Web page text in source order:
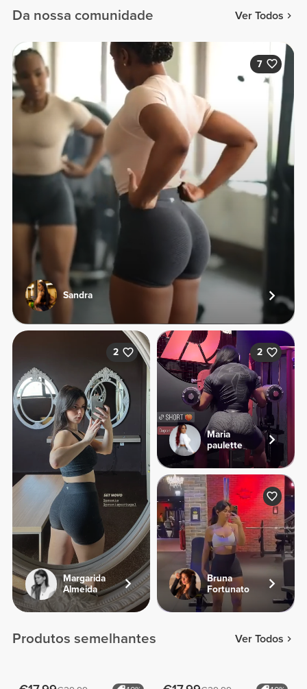
Da nossa comunidade Ver Todos
7
Sandra
2
Margarida
Almeida
2
Maria
paulette
Bruna
Fortunato
Produtos semelhantes Ver Todos